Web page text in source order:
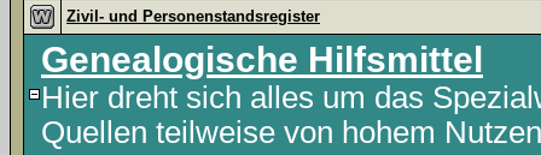
Zivil- und Personenstandsregister
Genealogische Hilfsmittel
Hier dreht sich alles um das
Quellen teilweise von hohem